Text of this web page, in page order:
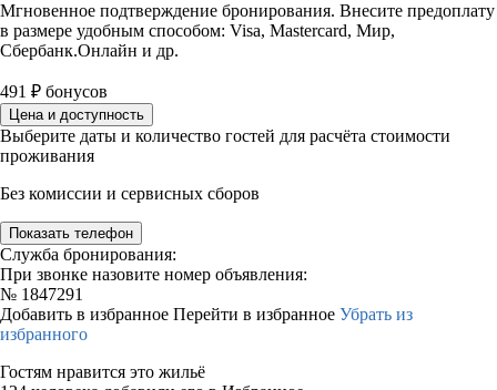
Мгновенное подтверждение бронирования. Внесите предоплату
в размере удобным способом: Visa, Mastercard, Мир,
Сбербанк.Онлайн и др.
491 ₽ бонусов
Цена и доступность
Выберите даты и количество гостей для расчёта стоимости
проживания
Без комиссии и сервисных сборов
Показать телефон
Служба бронирования:
При звонке назовите номер объявления:
№ 1847291
Добавить в избранное Перейти в избранное Убрать из
избранного
Гостям нравится это жильё